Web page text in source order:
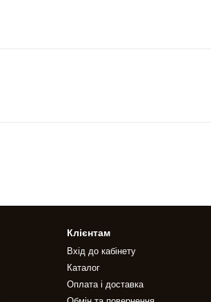
Клієнтам
Вхід до кабінету
Каталог
Оплата і доставка